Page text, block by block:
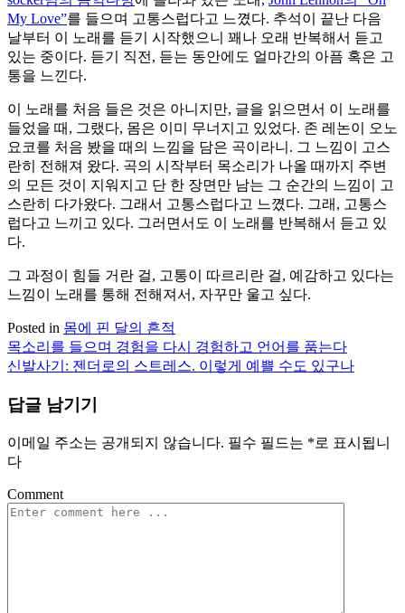
My Love”를 들으며 고통스럽다고 느꼈다. 추석이 끝난 다음
날부터 이 노래를 듣기 시작했으니 꽤나 오래 반복해서 듣고
있는 중이다. 듣기 직전, 듣는 동안에도 얼마간의 아픔 혹은 고
통을 느낀다.
이 노래를 처음 들은 것은 아니지만, 글을 읽으면서 이 노래를
들었을 때, 그랬다, 몸은 이미 무너지고 있었다. 존 레논이 오노
요코를 처음 봤을 때의 느낌을 담은 곡이라니. 그 느낌이 고스
란히 전해져 왔다. 곡의 시작부터 목소리가 나올 때까지 주변
의 모든 것이 지워지고 단 한 장면만 남는 그 순간의 느낌이 고
스란히 다가왔다. 그래서 고통스럽다고 느꼈다. 그래, 고통스
럽다고 느끼고 있다. 그러면서도 이 노래를 반복해서 듣고 있
다.
그 과정이 힘들 거란 걸, 고통이 따르리란 걸, 예감하고 있다는
느낌이 노래를 통해 전해져서, 자꾸만 울고 싶다.
Posted in 몸에 핀 달의 흔적
글
색
목소리를 들으며 경험을 다시 경험하고 언어를 품는다
신발사기: 젠더로의 스트레스. 이렇게 예쁠 수도 있구나
답글 남기기
이메일 주소는 공개되지 않습니다. 필수 필드는 *로 표시됩니
다
Comment